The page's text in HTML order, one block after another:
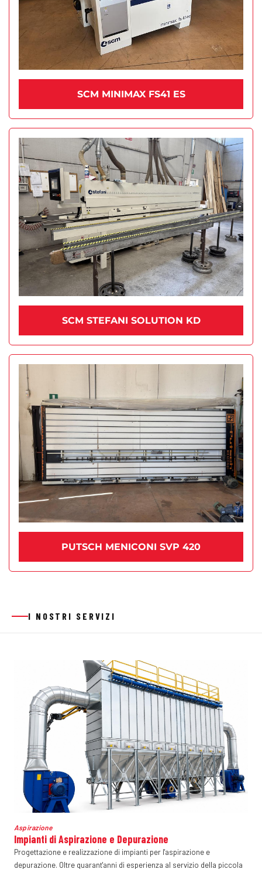
SCM MINIMAX FS41 ES
SCM STEFANI SOLUTION KD
PUTSCH MENICONI SVP 420
I NOSTRI SERVIZI
Aspirazione
Impianti di Aspirazione e Depurazione
Progettazione e realizzazione di impianti per l'aspirazione e
depurazione. Oltre quarant'anni di esperienza al servizio della piccola